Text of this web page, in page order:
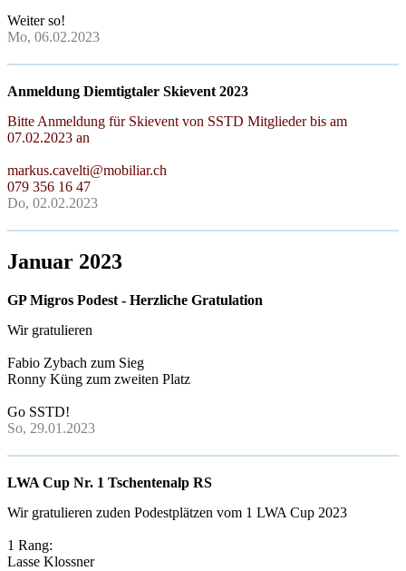
Weiter so!
Mo, 06.02.2023
Anmeldung Diemtigtaler Skievent 2023
Bitte Anmeldung für Skievent von SSTD Mitglieder bis am
07.02.2023 an
markus.cavelti@mobiliar.ch
079 356 16 47
Do, 02.02.2023
Januar 2023
GP Migros Podest - Herzliche Gratulation
Wir gratulieren
Fabio Zybach zum Sieg
Ronny Küng zum zweiten Platz
Go SSTD!
So, 29.01.2023
LWA Cup Nr. 1 Tschentenalp RS
Wir gratulieren zuden Podestplätzen vom 1 LWA Cup 2023
1 Rang:
Lasse Klossner